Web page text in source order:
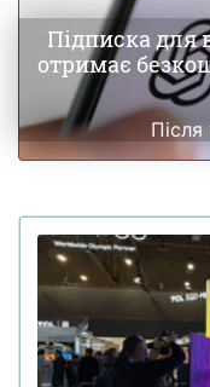
Підписка для
отримає